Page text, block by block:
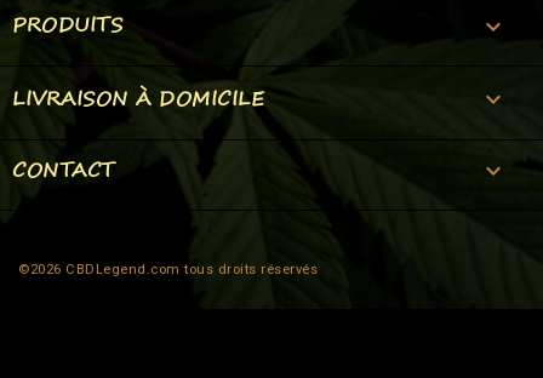
PRODUITS 
LIVRAISON À DOMICILE 
CONTACT keyboard_arrow_down
©2026 CBDLegend.com tous droits réservés